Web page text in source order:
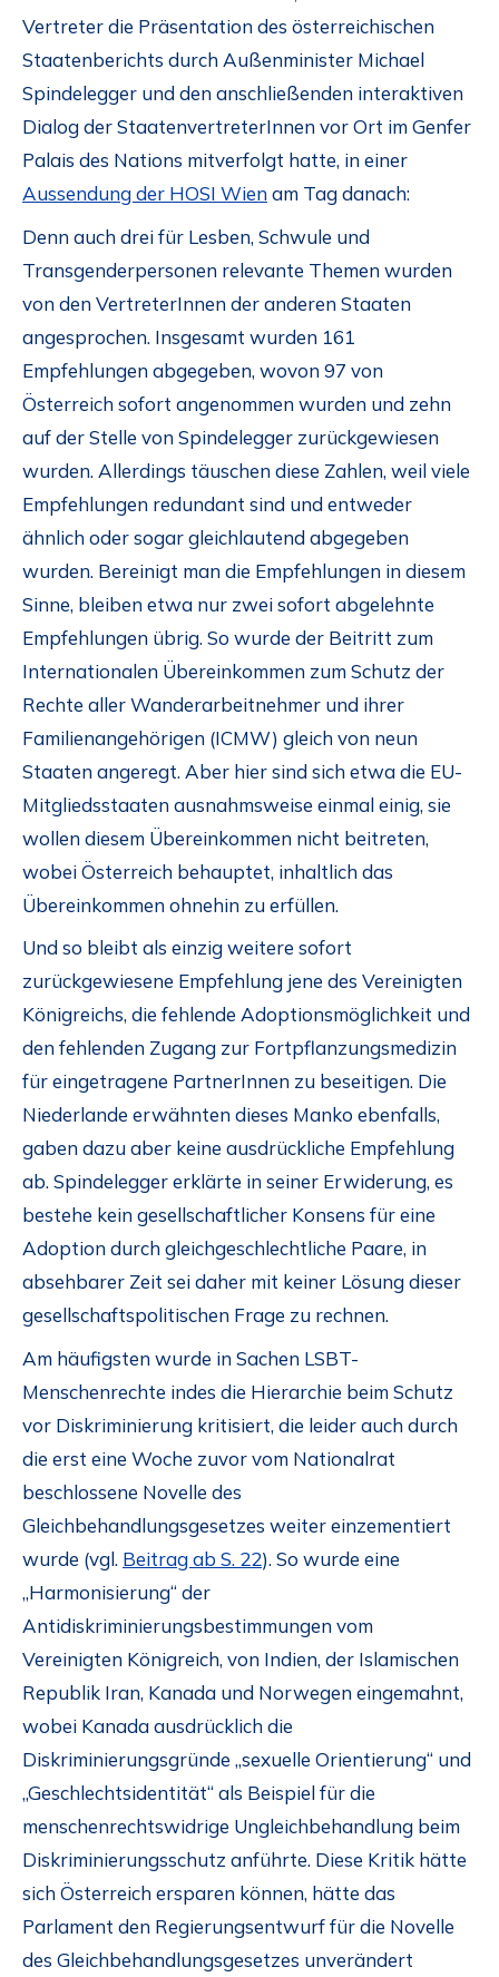
Vertreter die Präsentation des österreichischen
Staatenberichts durch Außenminister Michael
Spindelegger und den anschließenden interaktiven
Dialog der StaatenvertreterInnen vor Ort im Genfer
Palais des Nations mitverfolgt hatte, in einer
Aussendung der HOSI Wienam Tag danach:
Denn auch drei für Lesben, Schwule und
Transgenderpersonen relevante Themen wurden
von den VertreterInnen der anderen Staaten
angesprochen. Insgesamt wurden 161
Empfehlungen abgegeben, wovon 97 von
Österreich sofort angenommen wurden und zehn
auf der Stelle von Spindelegger zurückgewiesen
wurden. Allerdings täuschen diese Zahlen, weil viele
Empfehlungen redundant sind und entweder
ähnlich oder sogar gleichlautend abgegeben
wurden. Bereinigt man die Empfehlungen in diesem
Sinne, bleiben etwa nur zwei sofort abgelehnte
Empfehlungen übrig. So wurde der Beitritt zum
Internationalen Übereinkommen zum Schutz der
Rechte aller Wanderarbeitnehmer und ihrer
Familienangehörigen (ICMW) gleich von neun
Staaten angeregt. Aber hier sind sich etwa die EU-
Mitgliedsstaaten ausnahmsweise einmal einig, sie
wollen diesem Übereinkommen nicht beitreten,
wobei Österreich behauptet, inhaltlich das
Übereinkommen ohnehin zu erfüllen.
Und so bleibt als einzig weitere sofort
zurückgewiesene Empfehlung jene des Vereinigten
Königreichs, die fehlende Adoptionsmöglichkeit und
den fehlenden Zugang zur Fortpflanzungsmedizin
für eingetragene PartnerInnen zu beseitigen. Die
Niederlande erwähnten dieses Manko ebenfalls,
gaben dazu aber keine ausdrückliche Empfehlung
ab. Spindelegger erklärte in seiner Erwiderung, es
bestehe kein gesellschaftlicher Konsens für eine
Adoption durch gleichgeschlechtliche Paare, in
absehbarer Zeit sei daher mit keiner Lösung dieser
gesellschaftspolitischen Frage zu rechnen.
Am häufigsten wurde in Sachen LSBT-
Menschenrechte indes die Hierarchie beim Schutz
vor Diskriminierung kritisiert, die leider auch durch
die erst eine Woche zuvor vom Nationalrat
beschlossene Novelle des
Gleichbehandlungsgesetzes weiter einzementiert
wurde (vgl. Beitrag ab S. 22). So wurde eine
„Harmonisierung“ der
Antidiskriminierungsbestimmungen vom
Vereinigten Königreich, von Indien, der Islamischen
Republik Iran, Kanada und Norwegen eingemahnt,
wobei Kanada ausdrücklich die
Diskriminierungsgründe „sexuelle Orientierung“ und
„Geschlechtsidentität“ als Beispiel für die
menschenrechtswidrige Ungleichbehandlung beim
Diskriminierungsschutz anführte. Diese Kritik hätte
sich Österreich ersparen können, hätte das
Parlament den Regierungsentwurf für die Novelle
des Gleichbehandlungsgesetzes unverändert